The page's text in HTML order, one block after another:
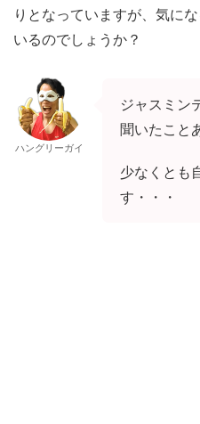
りとなっていますが、気に
いるのでしょうか？
ハングリーガイ
ジャスミン
聞いたこと
少なくとも
す・・・